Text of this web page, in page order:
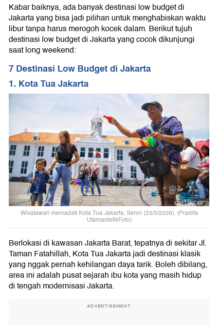
Proklamasi, Museum Kebangkitan Nasional,
Museum Tekstil
7. RPTRA Kalijodo
Kabar baiknya, ada banyak destinasi low budget di
Jakarta yang bisa jadi pilihan untuk menghabiskan waktu
libur tanpa harus merogoh kocek dalam. Berikut tujuh
destinasi low budget di Jakarta yang cocok dikunjungi
saat long weekend:
7 Destinasi Low Budget di Jakarta
1. Kota Tua Jakarta
Wisatawan memadati Kota Tua Jakarta, Senin (23/3/2026). (Pradita
Utama/detikFoto)
Berlokasi di kawasan Jakarta Barat, tepatnya di sekitar Jl.
Taman Fatahillah, Kota Tua Jakarta jadi destinasi klasik
yang nggak pernah kehilangan daya tarik. Boleh dibilang,
area ini adalah pusat sejarah ibu kota yang masih hidup
di tengah modernisasi Jakarta.
ADVERTISEMENT